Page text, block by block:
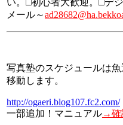
い。□初心者大歓迎。□デ
メール～
写真塾のスケジュールは
移動します。
http://ogaeri.blog107.fc2.com/
一部追加！マニュアル→確